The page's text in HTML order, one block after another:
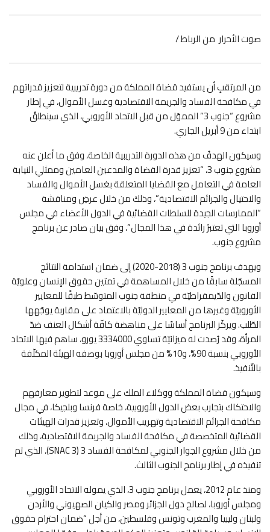
صوت الأحرار من الرباط /
من المرتقبِ أن يستفيد قضاة المملكة من دورة تدريبية لتعزيز قدراتهم
في مكافحةالفساد والجريمة الاقتصادية وغسل الأموال، في إطار
مشروع “جنوب 3” المموّل من قبل الاتحاد الأوروبي، الذي سينطلقُ
ابتداء من 9 أبريل الجاري.
وسيكون الهدفُ من هذه الدورة التدريبية الخاصة، وفق ما أعلن عنه
مشروع جنوب 3، “تعزيز قدرة القضاة والمدعين العامين وممثلي النيابة
العامة في التعامل مع القضايا المتعلقة بغسل الأموال والفساد
والاحتيال والجرائم الاقتصادية”، وذلكَ من خلال عرضِ ومناقشة
“الممارسات الجيدة للسلطات القضائية في الدول الأعضاء في مجلس
أوروبا التي تعتبرُ رائدة في هذا المجال”، وفق بيان صادر عن برنامج
مشروع جنوب.
ويهدف برنامج جنوب 3 (2018-2020) إلى ضمان استدامة النتائج
المسجّلة سابقًا من خلال المساهمة في تمتين حقوق الإنسان وعلويّة
القانون والدّيمقراطيّة في منطقة جنوب المتوسّط طبقًا للمعايير
الأوروبيّة وغيرها من المعايير الدوليّة بالاعتماد على مقاربة يوجّهها
الطّلب. ويركّز البرنامج أساسًا على مناهضة كافّة أشكال العنف ضدّ
المرأة، وقد رُصدت له ميزانيّة تساوي 3334000 يورو، ساهم فيها الاتحاد
الأوروبي بنسبة 90%، و10% من مجلس أوروبا بوصفه الهيئة المكلّفة
بالتّنفيذ.
وسيكون قضاة المملكة ووكلاء الملك على موعد لتطوير معارفهم
والاحتكاك بتجارب بعض الدول الأوروبية، خاصة فرنسا وبلجيكا، في مجال
مكافحة الجرائم الاقتصادية وتهريب الأموال، وتعزيز قدرات الهيئات
القضائية المتخصصة في مكافحة الفساد والجريمة الاقتصادية، وذلك
من خلال مشروع الجوار الجنوبي لمكافحة الفساد 3 (SNAC 3)، الذي تم
تنفيذه في إطار برنامج الجنوب الثالث.
ومنذ عام 2012، يعمل برنامج جنوب 3، الذي يموله الاتحاد الأوروبي
ومجلس أوروبا، لصالح دول الجزائر ومصر والكيان الصهيوني والأردن
ولبنان وليبيا والمغرب وتونس وفلسطين، من أجل “ضمان احترام حقوق